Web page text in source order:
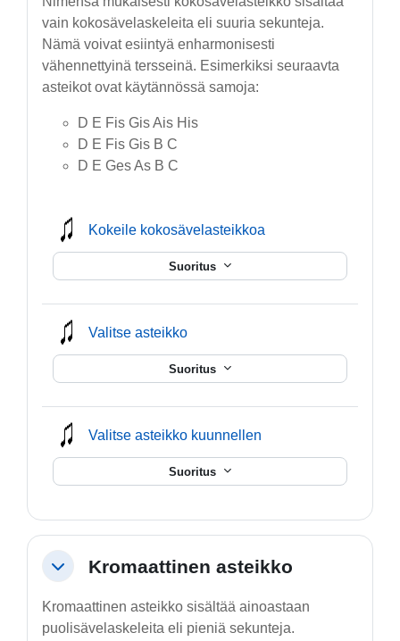
vain kokosävelaskeleita eli suuria sekunteja.
Nämä voivat esiintyä enharmonisesti
vähennettyinä tersseinä. Esimerkiksi seuraavta
asteikot ovat käytännössä samoja:
D E Fis Gis Ais His
D E Fis Gis B C
D E Ges As B C
Kokeile kokosävelasteikkoa
Suoritus
Valitse asteikkommusic
Suoritus
Valitse asteikko kuunnellen
Suoritus
TiivistäKromaattinen asteikko
Kromaattinen asteikko sisältää ainoastaan
puolisävelaskeleita eli pieniä sekunteja.